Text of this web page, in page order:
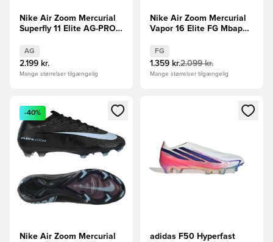
Nike Air Zoom Mercurial
Superfly 11 Elite AG-PRO
LIMITED EDITION
AG
2.199 kr.
Mange størrelser tilgængelig
Nike Air Zoom Mercurial
Vapor 16 Elite FG Mbappé
Brun/Sølv
FG
1.359 kr.2.099 kr.
Mange størrelser tilgængelig
Åbner en Modal til at logge ind eller tilmelde dig som
-40%
Nike Air Zoom Mercurial
Åbner en Modal til at logge
adidas F50 Hyperfast